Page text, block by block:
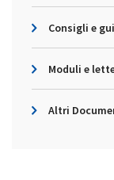
Consigli e
Moduli e
Altri